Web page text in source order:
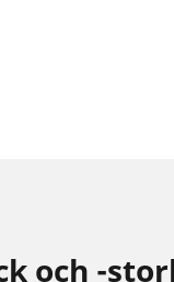
och -